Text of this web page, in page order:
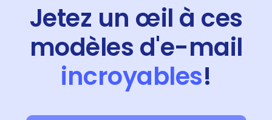
Jetez un œil à ces
modèles d'e-mail
incroyables!